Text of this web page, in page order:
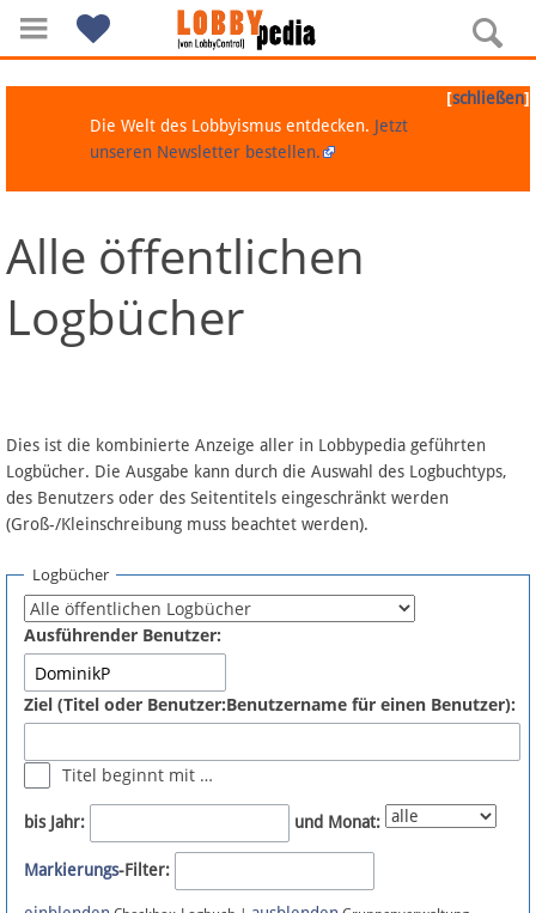
Navigation
Über Lobbypedia
Artikel nach Kategorien
FAQ
Fördermitglied werden
Fehler melden
Newsletter
Bluesky
[schließen]
Die Welt des Lobbyismus entdecken. Jetzt
unseren Newsletter bestellen.
Alle öffentlichen
Logbücher
Dies ist die kombinierte Anzeige aller in Lobbypedia geführten
Logbücher. Die Ausgabe kann durch die Auswahl des Logbuchtyps,
des Benutzers oder des Seitentitels eingeschränkt werden
(Groß-/Kleinschreibung muss beachtet werden).
Logbücher
Ausführender Benutzer:
Ziel (Titel oder Benutzer:Benutzername für einen Benutzer):
Titel beginnt mit …
bis Jahr: und Monat:
Markierungs-Filter: